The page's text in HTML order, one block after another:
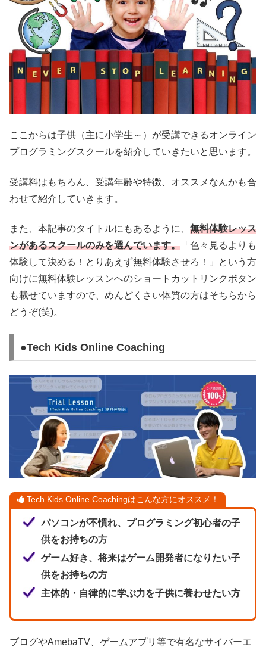
ここからは子供（主に小学生～）が受講できるオンライン
プログラミングスクールを紹介していきたいと思います。
受講料はもちろん、受講年齢や特徴、オススメなんかも合
わせて紹介していきます。
また、本記事のタイトルにもあるように、 無料体験レッス
ンがあるスクールのみを選んでいます。 「色々見るよりも
体験して決める！とりあえず無料体験させろ！」という方
向けに無料体験レッスンへのショートカットリンクボタン
も載せていますので、めんどくさい体質の方はそちらから
どうぞ(笑)。
●Tech Kids Online Coaching
Tech Kids Online Coachingはこんな方にオススメ！
パソコンが不慣れ、プログラミング初心者の子
供をお持ちの方
ゲーム好き、将来はゲーム開発者になりたい子
供をお持ちの方
主体的・自律的に学ぶ力を子供に養わせたい方
ブログやAmebaTV、ゲームアプリ等で有名なサイバーエ